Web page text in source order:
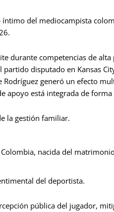
del mediocampista
durante competencias de
disputado en Kansas
generó un efecto
apoyo está integrada de
la gestión familiar.
nacida del
del deportista.
pública del jugador,